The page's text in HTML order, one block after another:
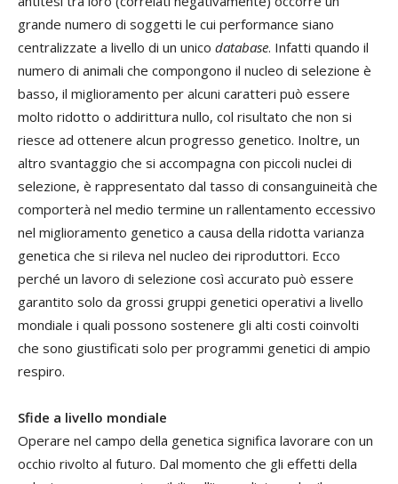
grande numero di soggetti le cui performance siano
centralizzate a livello di un unico database. Infatti quando il
numero di animali che compongono il nucleo di selezione è
basso, il miglioramento per alcuni caratteri può essere
molto ridotto o addirittura nullo, col risultato che non si
riesce ad ottenere alcun progresso genetico. Inoltre, un
altro svantaggio che si accompagna con piccoli nuclei di
selezione, è rappresentato dal tasso di consanguineità che
comporterà nel medio termine un rallentamento eccessivo
nel miglioramento genetico a causa della ridotta varianza
genetica che si rileva nel nucleo dei riproduttori. Ecco
perché un lavoro di selezione così accurato può essere
garantito solo da grossi gruppi genetici operativi a livello
mondiale i quali possono sostenere gli alti costi coinvolti
che sono giustificati solo per programmi genetici di ampio
respiro.
Sfide a livello mondiale
Operare nel campo della genetica significa lavorare con un
occhio rivolto al futuro. Dal momento che gli effetti della